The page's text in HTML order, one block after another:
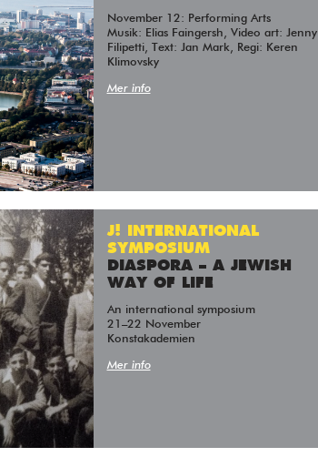
November 12: Performing Arts
Musik: Elias Faingersh, Video art: Jenny
Filipetti, Text: Jan Mark, Regi: Keren
Klimovsky
Mer info
J! INTERNATIONAL
SYMPOSIUM
DIASPORA – A JEWISH
WAY OF LIFE
An international symposium
21–22 November
Konstakademien
Mer info